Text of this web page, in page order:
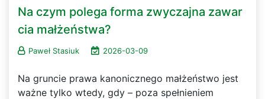
Na czym polega forma zwyczajna zawar
cia małżeństwa?
Paweł Stasiuk 2026-03-09
Na gruncie prawa kanonicznego małżeństwo jest
ważne tylko wtedy, gdy – poza spełnieniem